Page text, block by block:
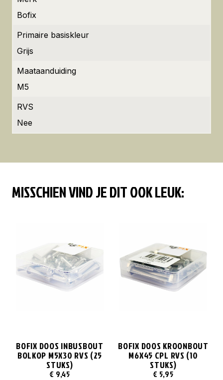
Bofix
Primaire basiskleur
Grijs
Maataanduiding
M5
RVS
Nee
MISSCHIEN VIND JE DIT OOK LEUK:
BOFIX DOOS INBUSBOUT
BOLKOP M5X30 RVS (25
STUKS)
€ 9,45
BOFIX DOOS KROONBOUT
M6X45 CPL RVS (10
STUKS)
€ 5,95